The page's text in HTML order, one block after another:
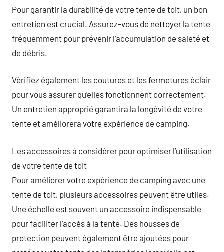
Pour garantir la durabilité de votre tente de toit, un bon
entretien est crucial. Assurez-vous de nettoyer la tente
fréquemment pour prévenir l’accumulation de saleté et
de débris.
Vérifiez également les coutures et les fermetures éclair
pour vous assurer qu’elles fonctionnent correctement.
Un entretien approprié garantira la longévité de votre
tente et améliorera votre expérience de camping.
Les accessoires à considérer pour optimiser l’utilisation
de votre tente de toit
Pour améliorer votre expérience de camping avec une
tente de toit, plusieurs accessoires peuvent être utiles.
Une échelle est souvent un accessoire indispensable
pour faciliter l’accès à la tente. Des housses de
protection peuvent également être ajoutées pour